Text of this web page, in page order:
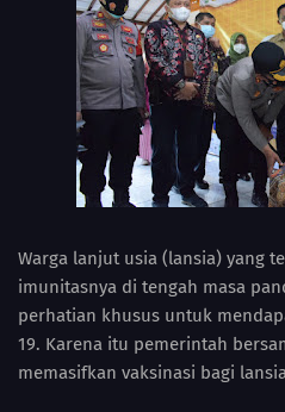
Warga lanjut usia (lansia) yang
imunitasnya di tengah masa
perhatian khusus untuk
19. Karena itu pemerintah
memasifkan vaksinasi bagi